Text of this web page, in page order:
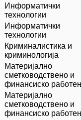
Информатички
технологии
Информатички
технологии
Криминалистика и
криминологија
Материјално
сметководствено и
финансиско
Материјално
сметководствено и
финансиско